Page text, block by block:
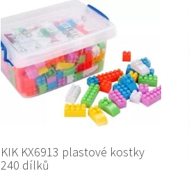
KIK KX6913 plastové kostky
240 dílků